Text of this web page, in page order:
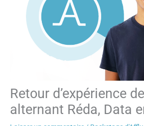
Retour d’expérience
alternant Réda, Data